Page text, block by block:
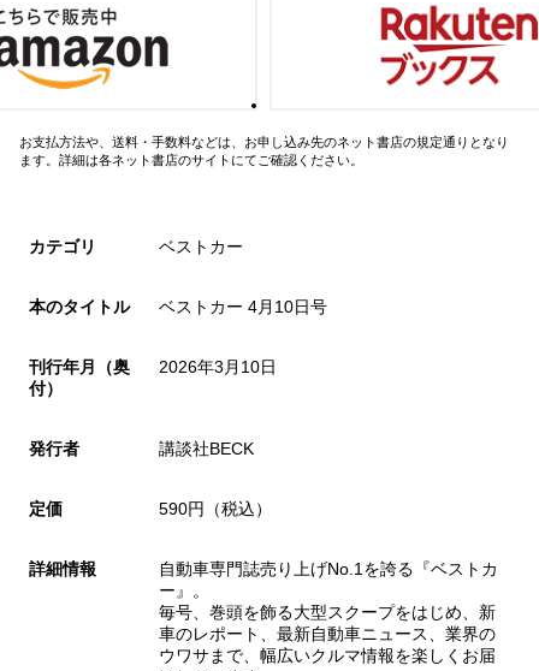
お支払方法や、送料・手数料などは、お申し込み先のネット書店の規定通りとなり
ます。詳細は各ネット書店のサイトにてご確認ください。
カテゴリ ベストカー
本のタイトル ベストカー 4月10日号
刊行年月（奥
付）
2026年3月10日
発行者 講談社BECK
定価 590円（税込）
詳細情報
自動車専門誌売り上げNo.1を誇る『ベストカ
ー』。
毎号、巻頭を飾る大型スクープをはじめ、新
車のレポート、最新自動車ニュース、業界の
ウワサまで、幅広いクルマ情報を楽しくお届